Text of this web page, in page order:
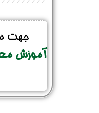
جهت
آموزش